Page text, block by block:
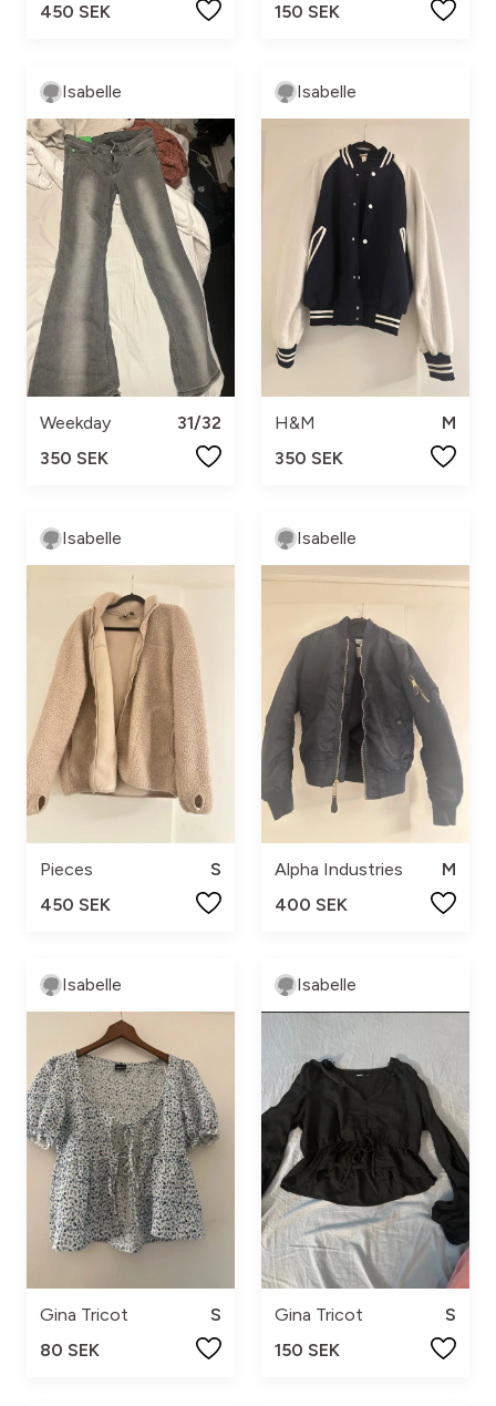
450 SEK
150 SEK
Isabelle
Weekday
31/32
350 SEK
Isabelle
H&M
M
350 SEK
Isabelle
Pieces
S
450 SEK
Isabelle
Alpha Industries
M
400 SEK
Isabelle
Gina Tricot
S
80 SEK
Isabelle
Gina Tricot
S
150 SEK